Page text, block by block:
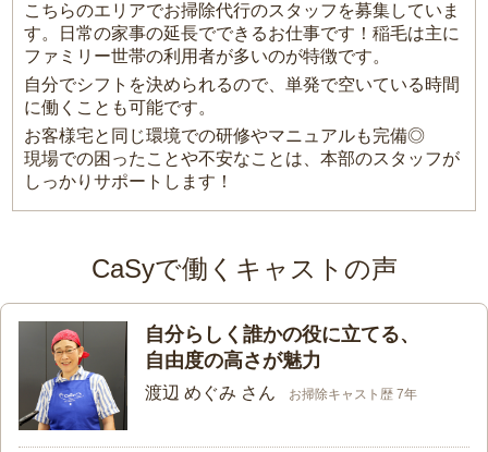
こちらのエリアでお掃除代行のスタッフを募集していま
す。日常の家事の延長でできるお仕事です！稲毛は主に
ファミリー世帯の利用者が多いのが特徴です。
自分でシフトを決められるので、単発で空いている時間
に働くことも可能です。
お客様宅と同じ環境での研修やマニュアルも完備◎
現場での困ったことや不安なことは、本部のスタッフが
しっかりサポートします！
CaSyで働くキャストの声
自分らしく誰かの役に立てる、
自由度の高さが魅力
渡辺 めぐみ さん お掃除キャスト歴 7年